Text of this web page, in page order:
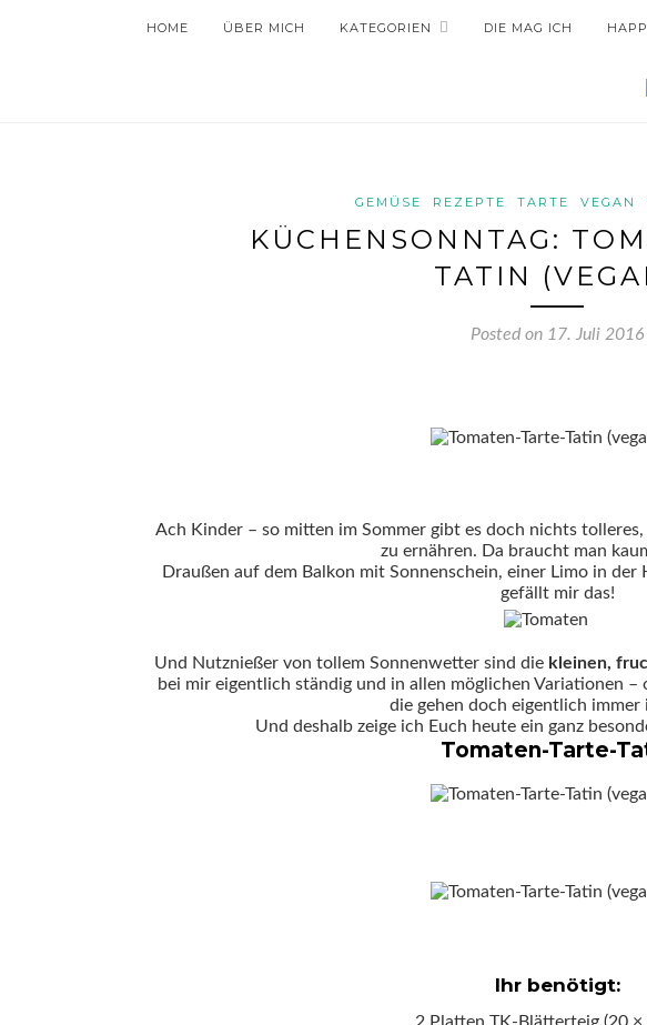
HOME ÜBER MICH KATEGORIEN DIE MAG ICH
GEMÜSE REZEPTE TARTE VEGAN
KÜCHENSONNTAG:
TATIN
Posted on 17. Juli 2016
Ach Kinder – so mitten im Sommer gibt es doch nichts tolleres,
zu ernähren. Da braucht man
Draußen auf dem Balkon mit Sonnenschein, einer Limo in der
gefällt mir das!
Und Nutznießer von tollem Sonnenwetter sind die kleinen,
bei mir eigentlich ständig und in allen möglichen Variationen
die gehen doch eigentlich immer
Und deshalb zeige ich Euch heute ein ganz
Tomaten-Tarte-
Ihr benötigt: